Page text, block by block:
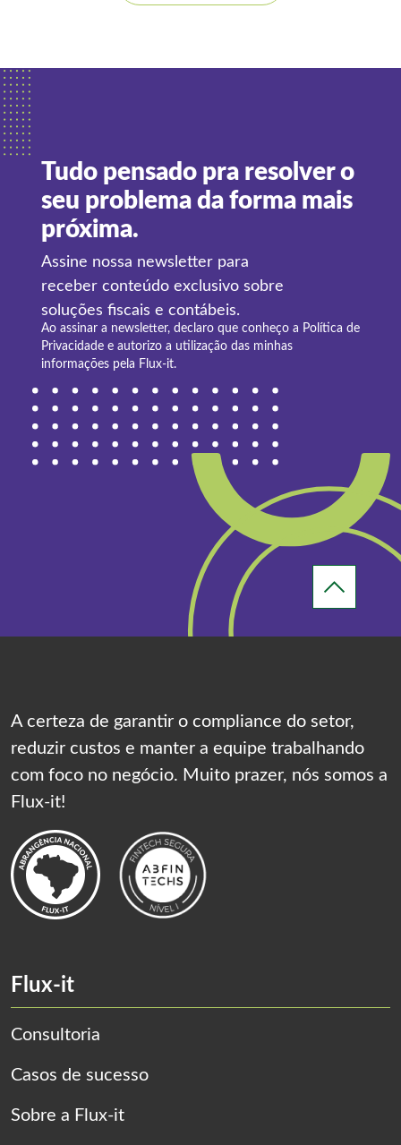
Tudo pensado pra resolver o
seu problema da forma mais
próxima.
Assine nossa newsletter para
receber conteúdo exclusivo sobre
soluções fiscais e contábeis.
Ao assinar a newsletter, declaro que conheço a Política de
Privacidade e autorizo a utilização das minhas
informações pela Flux-it.
A certeza de garantir o compliance do setor,
reduzir custos e manter a equipe trabalhando
com foco no negócio. Muito prazer, nós somos a
Flux-it!
Flux-it
Consultoria
Casos de sucesso
Sobre a Flux-it